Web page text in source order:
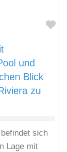
und
Blick
zu
sich
Lage mit